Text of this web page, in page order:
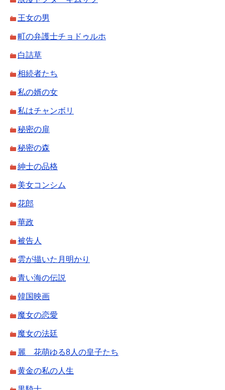
王女の男
町の弁護士チョドゥルホ
白詰草
相続者たち
私の婿の女
私はチャンボリ
秘密の扉
秘密の森
紳士の品格
美女コンシム
花郎
華政
被告人
雲が描いた月明かり
青い海の伝説
韓国映画
魔女の恋愛
魔女の法廷
麗 花萌ゆる8人の皇子たち
黄金の私の人生